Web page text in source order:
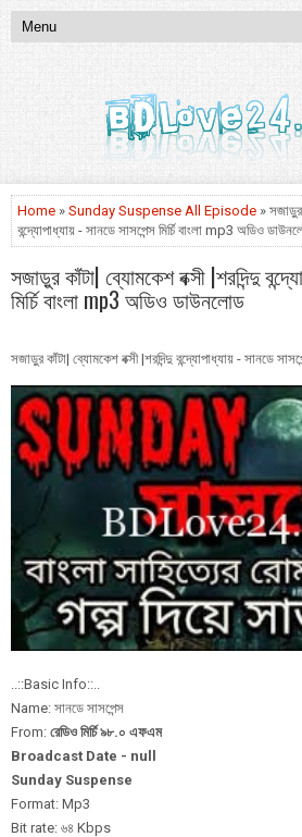
Home » Sunday Suspense All Episode » সজাড়ুর
বন্দ্যোপাধ্যায় - সানডে সাসপেন্স মির্চি বাংলা mp3 অডিও
সজাড়ুর কাঁটা| ব্যোমকেশ বক্সী |শরদিন্দু
মির্চি বাংলা mp3 অডিও ডাউনলোড
সজাড়ুর কাঁটা| ব্যোমকেশ বক্সী |শরদিন্দু বন্দ্যোপাধ্যায় - সানডে
..::Basic Info::..
Name: সানডে সাসপেন্স
From: রেডিও মির্চি ৯৮.০ এফএম
Broadcast Date - null
Sunday Suspense
Format: Mp3
Bit rate: ৬৪ Kbps